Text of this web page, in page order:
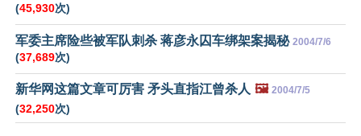
(45,930次)
军委主席险些被军队刺杀 蒋彦永囚车绑架案揭秘 2004/7/6
(37,689次)
新华网这篇文章可厉害 矛头直指江曾杀人 🖼️ 2004/7/5
(32,250次)